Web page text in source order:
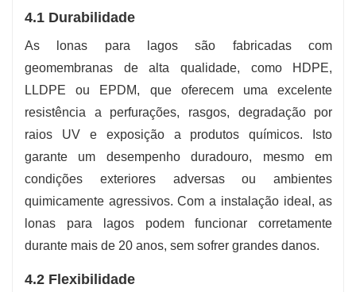
4.1 Durabilidade
As lonas para lagos são fabricadas com
geomembranas de alta qualidade, como HDPE,
LLDPE ou EPDM, que oferecem uma excelente
resistência a perfurações, rasgos, degradação por
raios UV e exposição a produtos químicos. Isto
garante um desempenho duradouro, mesmo em
condições exteriores adversas ou ambientes
quimicamente agressivos. Com a instalação ideal, as
lonas para lagos podem funcionar corretamente
durante mais de 20 anos, sem sofrer grandes danos.
4.2 Flexibilidade